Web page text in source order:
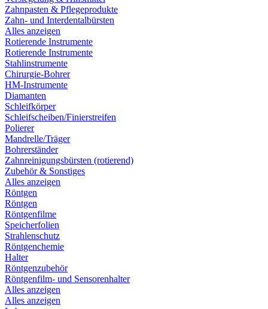
Zahnpasten & Pflegeprodukte
Zahn- und Interdentalbürsten
Alles anzeigen
Rotierende Instrumente
Rotierende Instrumente
Stahlinstrumente
Chirurgie-Bohrer
HM-Instrumente
Diamanten
Schleifkörper
Schleifscheiben/Finierstreifen
Polierer
Mandrelle/Träger
Bohrerständer
Zahnreinigungsbürsten (rotierend)
Zubehör & Sonstiges
Alles anzeigen
Röntgen
Röntgen
Röntgenfilme
Speicherfolien
Strahlenschutz
Röntgenchemie
Halter
Röntgenzubehör
Röntgenfilm- und Sensorenhalter
Alles anzeigen
Alles anzeigen